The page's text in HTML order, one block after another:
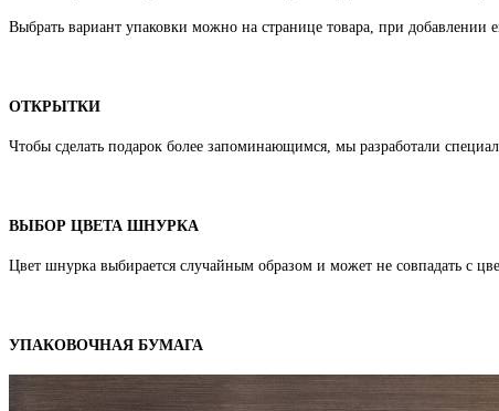
Выбрать вариант упаковки можно на странице товара, при добавлении
ОТКРЫТКИ
Чтобы сделать подарок более запоминающимся, мы разработали
ВЫБОР ЦВЕТА ШНУРКА
Цвет шнурка выбирается случайным образом и может не совпадать с
УПАКОВОЧНАЯ БУМАГА